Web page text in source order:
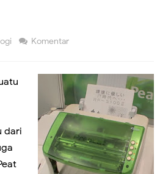
2024 dari Direktorat SMA Kemdikbud
tahun 2023 akan Segera Dibuka
Hasil SNBP 2023
pada Kurikulum Merdeka
2021
Komentar
dari